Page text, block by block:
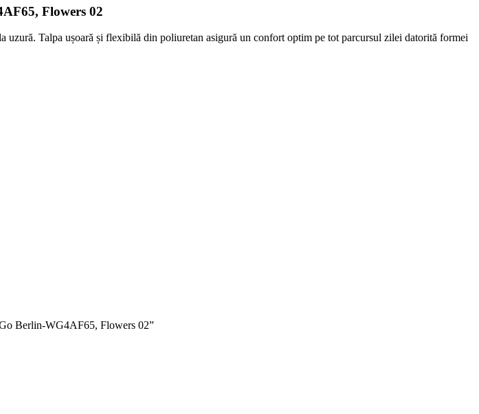
Flowers 02
uzură. Talpa ușoară și flexibilă din poliuretan asigură un confort optim pe tot parcursul zilei datorită formei
Berlin-WG4AF65, Flowers 02”